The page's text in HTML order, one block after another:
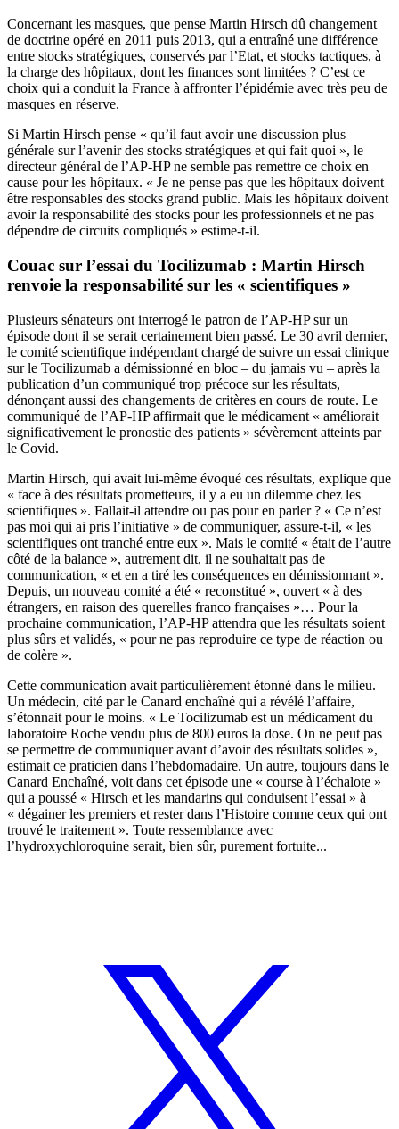
Concernant les masques, que pense Martin Hirsch dû changement
de doctrine opéré en 2011 puis 2013, qui a entraîné une différence
entre stocks stratégiques, conservés par l’Etat, et stocks tactiques, à
la charge des hôpitaux, dont les finances sont limitées ? C’est ce
choix qui a conduit la France à affronter l’épidémie avec très peu de
masques en réserve.
Si Martin Hirsch pense « qu’il faut avoir une discussion plus
générale sur l’avenir des stocks stratégiques et qui fait quoi », le
directeur général de l’AP-HP ne semble pas remettre ce choix en
cause pour les hôpitaux. « Je ne pense pas que les hôpitaux doivent
être responsables des stocks grand public. Mais les hôpitaux doivent
avoir la responsabilité des stocks pour les professionnels et ne pas
dépendre de circuits compliqués » estime-t-il.
Couac sur l’essai du Tocilizumab : Martin Hirsch
renvoie la responsabilité sur les « scientifiques »
Plusieurs sénateurs ont interrogé le patron de l’AP-HP sur un
épisode dont il se serait certainement bien passé. Le 30 avril dernier,
le comité scientifique indépendant chargé de suivre un essai clinique
sur le Tocilizumab a démissionné en bloc – du jamais vu – après la
publication d’un communiqué trop précoce sur les résultats,
dénonçant aussi des changements de critères en cours de route. Le
communiqué de l’AP-HP affirmait que le médicament « améliorait
significativement le pronostic des patients » sévèrement atteints par
le Covid.
Martin Hirsch, qui avait lui-même évoqué ces résultats, explique que
« face à des résultats prometteurs, il y a eu un dilemme chez les
scientifiques ». Fallait-il attendre ou pas pour en parler ? « Ce n’est
pas moi qui ai pris l’initiative » de communiquer, assure-t-il, « les
scientifiques ont tranché entre eux ». Mais le comité « était de l’autre
côté de la balance », autrement dit, il ne souhaitait pas de
communication, « et en a tiré les conséquences en démissionnant ».
Depuis, un nouveau comité a été « reconstitué », ouvert « à des
étrangers, en raison des querelles franco françaises »… Pour la
prochaine communication, l’AP-HP attendra que les résultats soient
plus sûrs et validés, « pour ne pas reproduire ce type de réaction ou
de colère ».
Cette communication avait particulièrement étonné dans le milieu.
Un médecin, cité par le Canard enchaîné qui a révélé l’affaire,
s’étonnait pour le moins. « Le Tocilizumab est un médicament du
laboratoire Roche vendu plus de 800 euros la dose. On ne peut pas
se permettre de communiquer avant d’avoir des résultats solides »,
estimait ce praticien dans l’hebdomadaire. Un autre, toujours dans le
Canard Enchaîné, voit dans cet épisode une « course à l’échalote »
qui a poussé « Hirsch et les mandarins qui conduisent l’essai » à
« dégainer les premiers et rester dans l’Histoire comme ceux qui ont
trouvé le traitement ». Toute ressemblance avec
l’hydroxychloroquine serait, bien sûr, purement fortuite...